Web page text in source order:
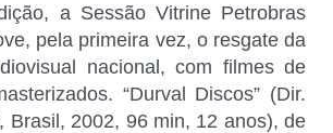
a Sessão Vitrine Petrobras
pela primeira vez, o resgate da
nacional, com filmes de
“Durval Discos” (Dir.
Brasil, 2002, 96 min, 12 anos), de